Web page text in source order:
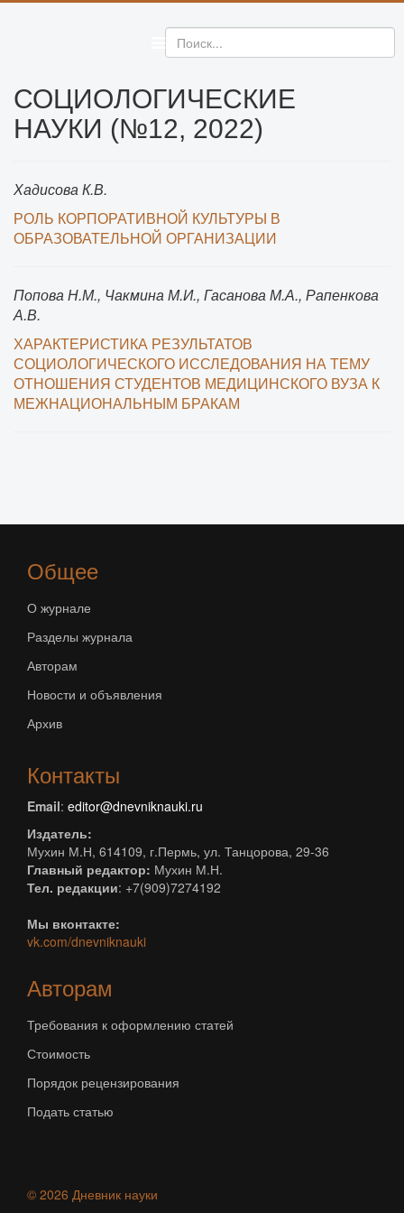
СОЦИОЛОГИЧЕСКИЕ
НАУКИ (№12, 2022)
Хадисова К.В.
РОЛЬ КОРПОРАТИВНОЙ КУЛЬТУРЫ В
ОБРАЗОВАТЕЛЬНОЙ ОРГАНИЗАЦИИ
Попова Н.М., Чакмина М.И., Гасанова М.А., Рапенкова
А.В.
ХАРАКТЕРИСТИКА РЕЗУЛЬТАТОВ
СОЦИОЛОГИЧЕСКОГО ИССЛЕДОВАНИЯ НА ТЕМУ
ОТНОШЕНИЯ СТУДЕНТОВ МЕДИЦИНСКОГО ВУЗА К
МЕЖНАЦИОНАЛЬНЫМ БРАКАМ
Общее
О журнале
Разделы журнала
Авторам
Новости и объявления
Архив
Контакты
Email: editor@dnevniknauki.ru
Издатель:
Мухин М.Н, 614109, г.Пермь, ул. Танцорова, 29-36
Главный редактор: Мухин М.Н.
Тел. редакции: +7(909)7274192
Мы вконтакте:
vk.com/dnevniknauki
Авторам
Требования к оформлению статей
Стоимость
Порядок рецензирования
Подать статью
© 2026 Дневник науки